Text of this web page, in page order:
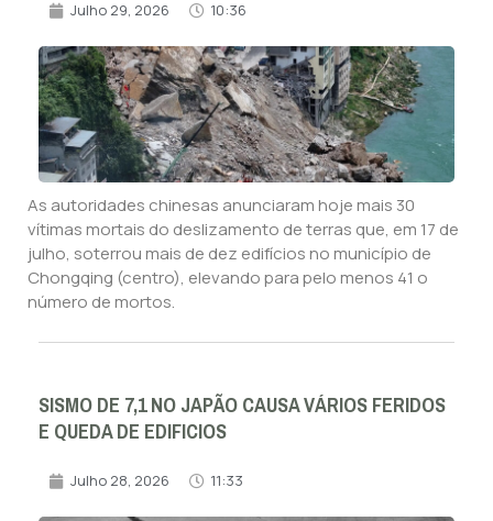
Julho 29, 2026 10:36
As autoridades chinesas anunciaram hoje mais 30
vítimas mortais do deslizamento de terras que, em 17 de
julho, soterrou mais de dez edifícios no município de
Chongqing (centro), elevando para pelo menos 41 o
número de mortos.
SISMO DE 7,1 NO JAPÃO CAUSA VÁRIOS FERIDOS
E QUEDA DE EDIFICIOS
Julho 28, 2026 11:33